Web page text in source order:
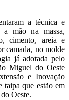
a técnica e
a mão na massa,
cimento, areia e
camada, no molde
já adotada pelo
Miguel do Oeste
e Inovação
taipa que estão em
Oeste.